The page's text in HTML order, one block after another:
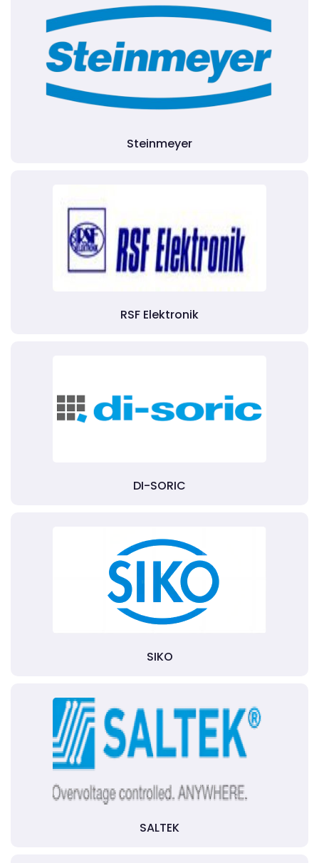
Steinmeyer
RSF Elektronik
DI-SORIC
SIKO
SALTEK